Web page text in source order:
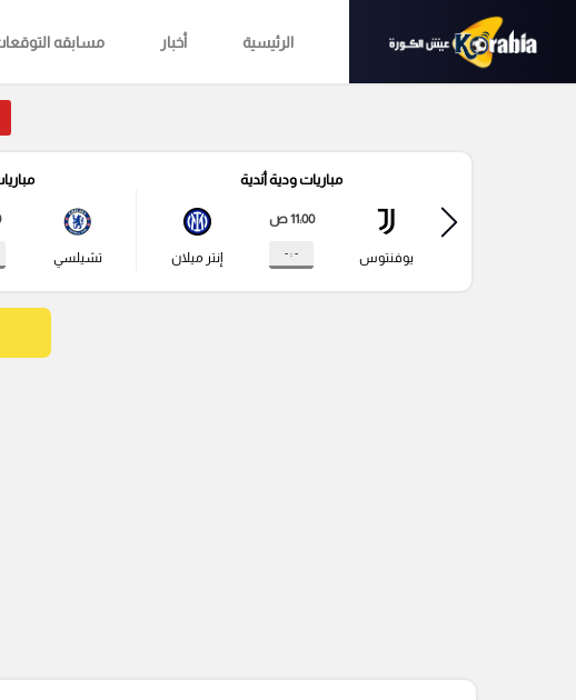
الرئيسية أخبار مسابقه
مباريات ودية أندية
يوفنتوس
11:00 ص
- : - إنتر ميلان تشيلسي